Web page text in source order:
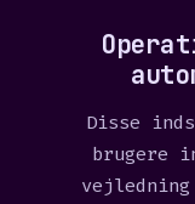
Disse
brugere